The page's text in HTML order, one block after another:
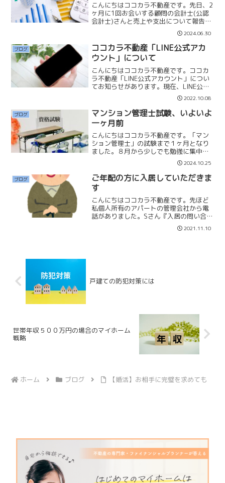
こんにちはココカラ不動産です。先日、2
ヶ月に1回お会いする顧問の会計士(公認
会計士)さんと売上や支出について報告を
しました。ココカラ不動産はお陰様で皆
様から、お問合せいただいて、売上は順
調に推移しています。本当にありがとう
ございます。少人数...
2024.06.30
ブログ
ココカラ不動産「LINE公式アカ
ウント」について
こんにちはココカラ不動産です。ココカ
ラ不動産「LINE公式アカウント」につい
てお知らせがあります。現在、LINE公式
アカウントに沢山のお友達登録をしてい
ただいております。誠にありがとうござ
います。LINE公式アカウントでは、友達
感覚で「マイ...
2022.10.08
ブログ
マンション管理士試験、いよいよ
一ヶ月前
こんにちはココカラ不動産です。「マン
ション管理士」の試験まで１ヶ月となり
ました。８月から少しでも勉強に集中す
るために、マンスリーマンションを借り
て、仕事が終わったら一度自宅に戻り食
事をして、マンスリーマンションに向か
う生活をしています。朝の...
2024.10.25
ブログ
ご年配の方に入居していただきま
す
こんにちはココカラ不動産です。先ほど
私個人所有のアパートの管理会社から電
話がありました。Sさん『入居の問い合わ
せがありました』『保証会社は通ってい
ます』本田『そうなんですね、良かった
2021.11.10
戸建ての防犯対策には
世帯年収５００万円の場合のマイホーム
戦略
ホーム ブログ 【婚活】お相手に完璧を求めても